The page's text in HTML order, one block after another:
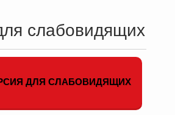
слабовидящих
ДЛЯ СЛАБОВИДЯЩИХ